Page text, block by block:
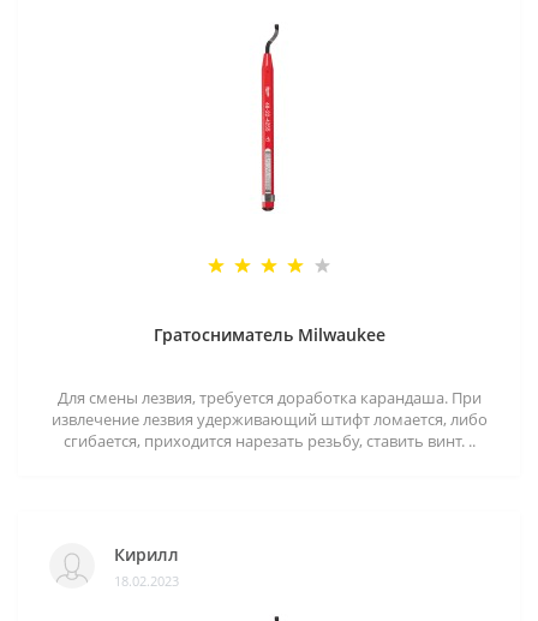
Гратосниматель Milwaukee
Для смены лезвия, требуется доработка карандаша. При
извлечение лезвия удерживающий штифт ломается, либо
сгибается, приходится нарезать резьбу, ставить винт. ..
Кирилл
18.02.2023